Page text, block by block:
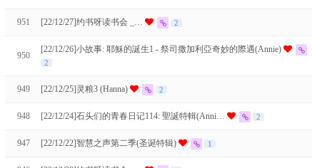
951 [22/12/27]约书呀读书会 _… 2
950
[22/12/26]小故事: 耶穌的誕生1 - 祭司撒加利亞奇妙的際遇(Annie)
2
949 [22/12/25]灵粮3 (Hanna) 2
948 [22/12/24]石头们的青春日记114: 聖誕特輯(Anni… 2
947 [22/12/22]智慧之声第二季(圣诞特辑) 1